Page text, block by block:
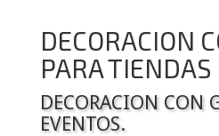
DECORACION
PARA TIENDAS
DECORACION CON
EVENTOS.